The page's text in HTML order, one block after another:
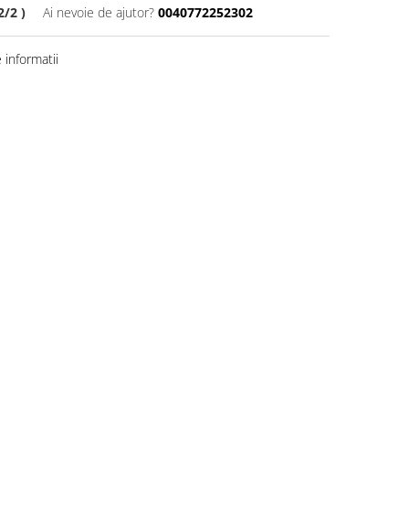
2 ) Ai nevoie de ajutor? 0040772252302
informatii